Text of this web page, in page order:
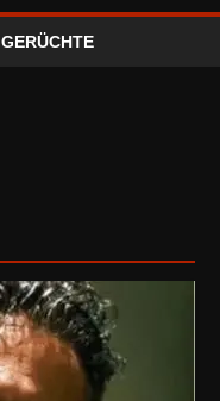
GERÜCHTE